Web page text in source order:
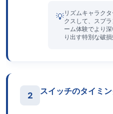
💡リズムキャラク
クスして、スプ
ーム体験でより
り出す特別な破
2 スイッチのタイミ